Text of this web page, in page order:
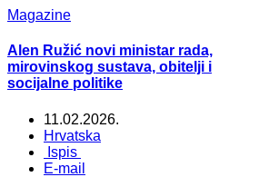
Magazine
Alen Ružić novi ministar rada,
mirovinskog sustava, obitelji i
socijalne politike
11.02.2026.
Hrvatska
Ispis
E-mail